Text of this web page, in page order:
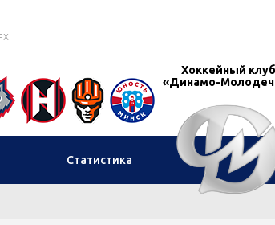
Хоккейный клуб
«Динамо-
Статистика